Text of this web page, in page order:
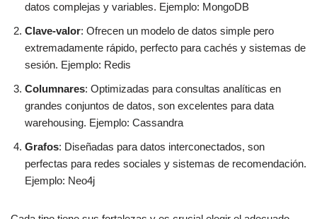
datos complejas y variables. Ejemplo: MongoDB
Clave-valor: Ofrecen un modelo de datos simple pero
extremadamente rápido, perfecto para cachés y sistemas de
sesión. Ejemplo: Redis
Columnares: Optimizadas para consultas analíticas en
grandes conjuntos de datos, son excelentes para data
warehousing. Ejemplo: Cassandra
Grafos: Diseñadas para datos interconectados, son
perfectas para redes sociales y sistemas de recomendación.
Ejemplo: Neo4j